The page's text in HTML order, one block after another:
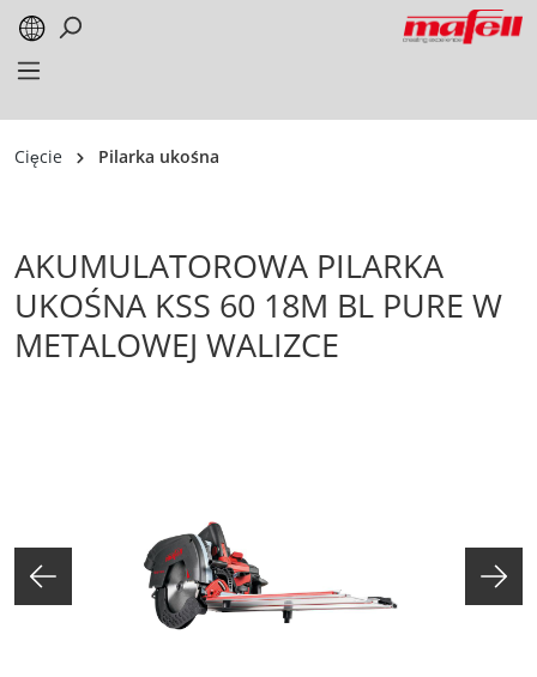
springen
Cięcie Pilarka ukośna
AKUMULATOROWA PILARKA
UKOŚNA KSS 60 18M BL PURE W
METALOWEJ WALIZCE